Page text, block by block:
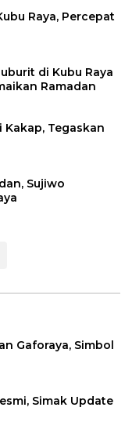
Raya, Percepat
di Kubu Raya
Ramadan
Kakap, Tegaskan
Sujiwo
Gaforaya, Simbol
Simak Update